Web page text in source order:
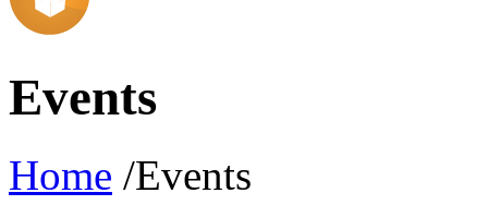
Events
Home /Events